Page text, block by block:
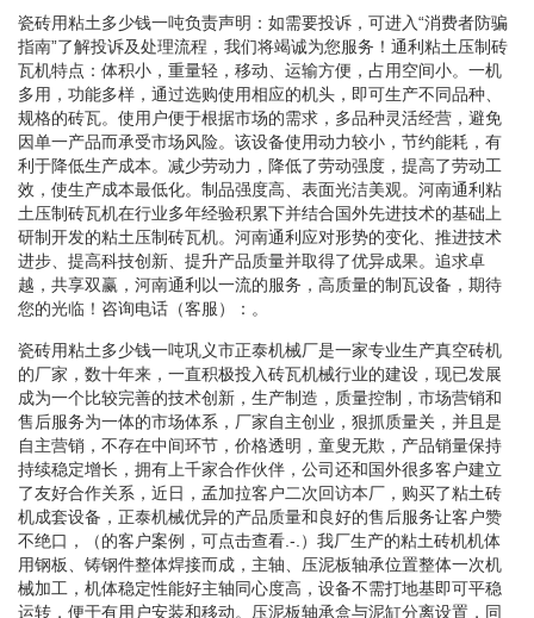
瓷砖用粘土多少钱一吨负责声明：如需要投诉，可进入“消费者防骗
指南”了解投诉及处理流程，我们将竭诚为您服务！通利粘土压制砖
瓦机特点：体积小，重量轻，移动、运输方便，占用空间小。一机
多用，功能多样，通过选购使用相应的机头，即可生产不同品种、
规格的砖瓦。使用户便于根据市场的需求，多品种灵活经营，避免
因单一产品而承受市场风险。该设备使用动力较小，节约能耗，有
利于降低生产成本。减少劳动力，降低了劳动强度，提高了劳动工
效，使生产成本最低化。制品强度高、表面光洁美观。河南通利粘
土压制砖瓦机在行业多年经验积累下并结合国外先进技术的基础上
研制开发的粘土压制砖瓦机。河南通利应对形势的变化、推进技术
进步、提高科技创新、提升产品质量并取得了优异成果。追求卓
越，共享双赢，河南通利以一流的服务，高质量的制瓦设备，期待
您的光临！咨询电话（客服）：。
瓷砖用粘土多少钱一吨巩义市正泰机械厂是一家专业生产真空砖机
的厂家，数十年来，一直积极投入砖瓦机械行业的建设，现已发展
成为一个比较完善的技术创新，生产制造，质量控制，市场营销和
售后服务为一体的市场体系，厂家自主创业，狠抓质量关，并且是
自主营销，不存在中间环节，价格透明，童叟无欺，产品销量保持
持续稳定增长，拥有上千家合作伙伴，公司还和国外很多客户建立
了友好合作关系，近日，孟加拉客户二次回访本厂，购买了粘土砖
机成套设备，正泰机械优异的产品质量和良好的售后服务让客户赞
不绝口，（的客户案例，可点击查看.-.）我厂生产的粘土砖机机体
用钢板、铸钢件整体焊接而成，主轴、压泥板轴承位置整体一次机
械加工，机体稳定性能好主轴同心度高，设备不需打地基即可平稳
运转，便于有用户安装和移动。压泥板轴承盒与泥缸分离设置，同